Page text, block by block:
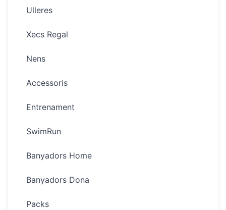
Ulleres
Xecs Regal
Nens
Accessoris
Entrenament
SwimRun
Banyadors Home
Banyadors Dona
Packs